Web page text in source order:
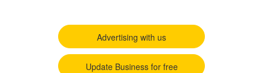
Advertising with us
Update Business for free